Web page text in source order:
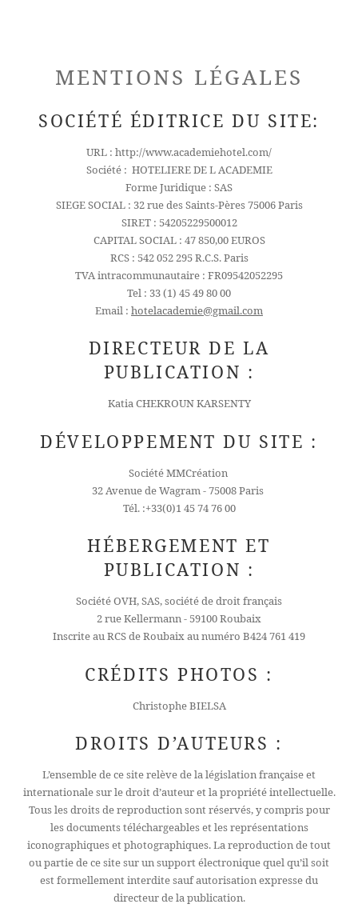
MENTIONS LÉGALES
SOCIÉTÉ ÉDITRICE DU SITE:
URL : http://www.academiehotel.com/
Société : HOTELIERE DE L ACADEMIE
Forme Juridique : SAS
SIEGE SOCIAL : 32 rue des Saints-Pères 75006 Paris
SIRET : 54205229500012
CAPITAL SOCIAL : 47 850,00 EUROS
RCS : 542 052 295 R.C.S. Paris
TVA intracommunautaire : FR09542052295
Tel : 33 (1) 45 49 80 00
Email : hotelacademie@gmail.com
DIRECTEUR DE LA
PUBLICATION :
Katia CHEKROUN KARSENTY
DÉVELOPPEMENT DU SITE :
Société MMCréation
32 Avenue de Wagram - 75008 Paris
Tél. :+33(0)1 45 74 76 00
HÉBERGEMENT ET
PUBLICATION :
Société OVH, SAS, société de droit français
2 rue Kellermann - 59100 Roubaix
Inscrite au RCS de Roubaix au numéro B424 761 419
CRÉDITS PHOTOS :
Christophe BIELSA
DROITS D’AUTEURS :
L’ensemble de ce site relève de la législation française et
internationale sur le droit d’auteur et la propriété intellectuelle.
Tous les droits de reproduction sont réservés, y compris pour
les documents téléchargeables et les représentations
iconographiques et photographiques. La reproduction de tout
ou partie de ce site sur un support électronique quel qu’il soit
est formellement interdite sauf autorisation expresse du
directeur de la publication.
HÔTEL
CHAMBRES
SERVICES